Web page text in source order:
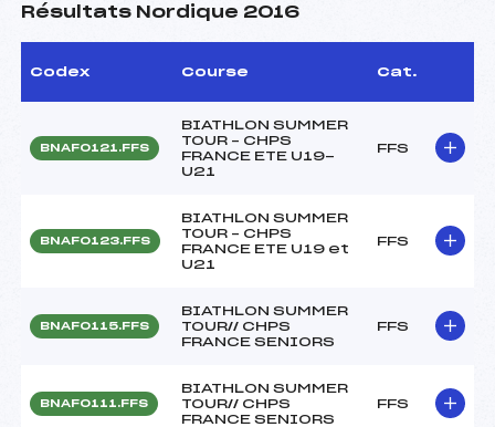
Résultats Nordique 2016
Codex Course Cat.
BNAF0121.FFS
BIATHLON SUMMER
TOUR – CHPS
FRANCE ETE U19-
U21
FFS
BNAF0123.FFS
BIATHLON SUMMER
TOUR – CHPS
FRANCE ETE U19 et
U21
FFS
BNAF0115.FFS
BIATHLON SUMMER
TOUR// CHPS
FRANCE SENIORS
FFS
BNAF0111.FFS
BIATHLON SUMMER
TOUR// CHPS
FRANCE SENIORS
FFS